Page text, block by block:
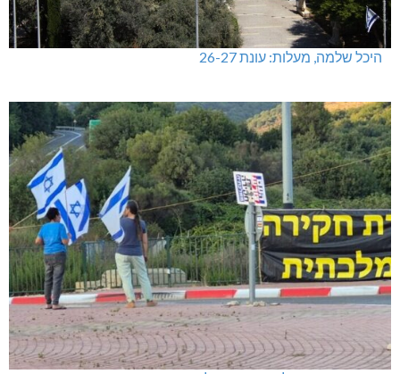
היכל שלמה, מעלות: עונת 26-27